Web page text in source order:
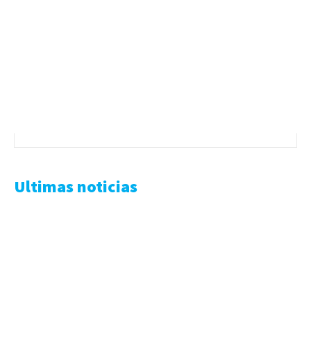
Ultimas noticias